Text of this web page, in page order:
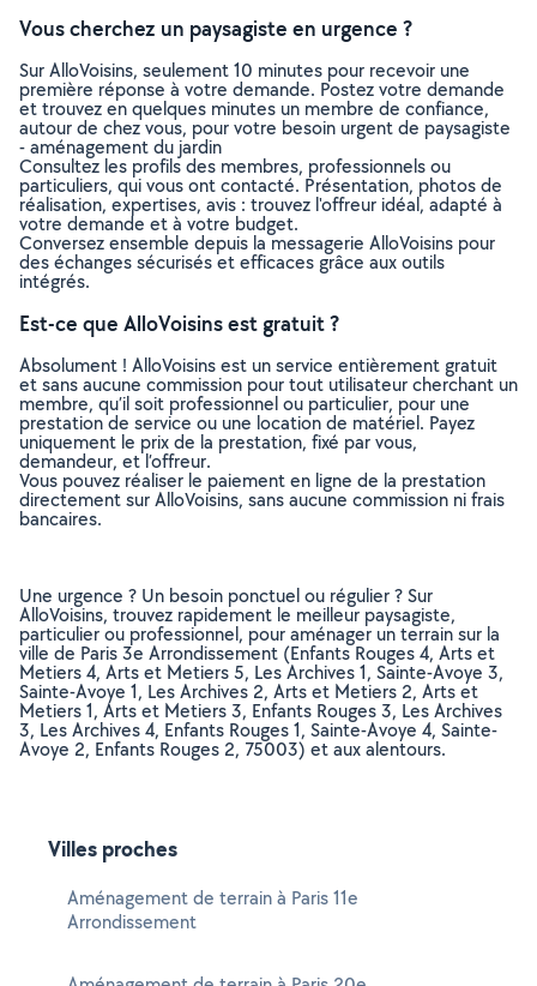
Vous cherchez un paysagiste en urgence ?
Sur AlloVoisins, seulement 10 minutes pour recevoir une
première réponse à votre demande. Postez votre demande
et trouvez en quelques minutes un membre de confiance,
autour de chez vous, pour votre besoin urgent de paysagiste
- aménagement du jardin
Consultez les profils des membres, professionnels ou
particuliers, qui vous ont contacté. Présentation, photos de
réalisation, expertises, avis : trouvez l'offreur idéal, adapté à
votre demande et à votre budget.
Conversez ensemble depuis la messagerie AlloVoisins pour
des échanges sécurisés et efficaces grâce aux outils
intégrés.
Est-ce que AlloVoisins est gratuit ?
Absolument ! AlloVoisins est un service entièrement gratuit
et sans aucune commission pour tout utilisateur cherchant un
membre, qu’il soit professionnel ou particulier, pour une
prestation de service ou une location de matériel. Payez
uniquement le prix de la prestation, fixé par vous,
demandeur, et l’offreur.
Vous pouvez réaliser le paiement en ligne de la prestation
directement sur AlloVoisins, sans aucune commission ni frais
bancaires.
Une urgence ? Un besoin ponctuel ou régulier ? Sur
AlloVoisins, trouvez rapidement le meilleur paysagiste,
particulier ou professionnel, pour aménager un terrain sur la
ville de Paris 3e Arrondissement (Enfants Rouges 4, Arts et
Metiers 4, Arts et Metiers 5, Les Archives 1, Sainte-Avoye 3,
Sainte-Avoye 1, Les Archives 2, Arts et Metiers 2, Arts et
Metiers 1, Arts et Metiers 3, Enfants Rouges 3, Les Archives
3, Les Archives 4, Enfants Rouges 1, Sainte-Avoye 4, Sainte-
Avoye 2, Enfants Rouges 2, 75003) et aux alentours.
Villes proches
Aménagement de terrain à Paris 11e
Arrondissement